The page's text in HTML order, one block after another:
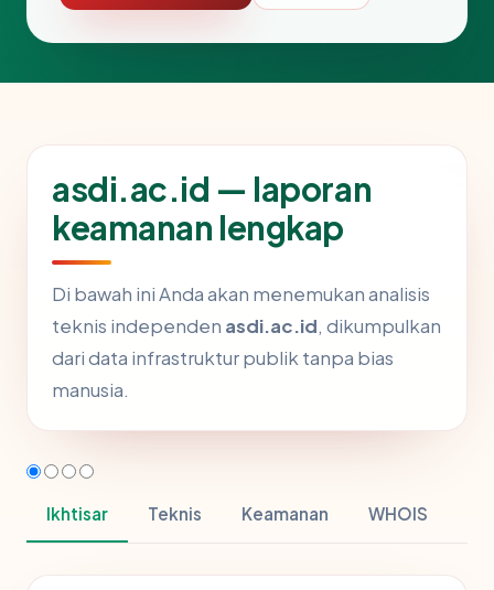
asdi.ac.id — laporan
keamanan lengkap
Di bawah ini Anda akan menemukan analisis
teknis independen asdi.ac.id, dikumpulkan
dari data infrastruktur publik tanpa bias
manusia.
Ikhtisar Teknis Keamanan WHOIS